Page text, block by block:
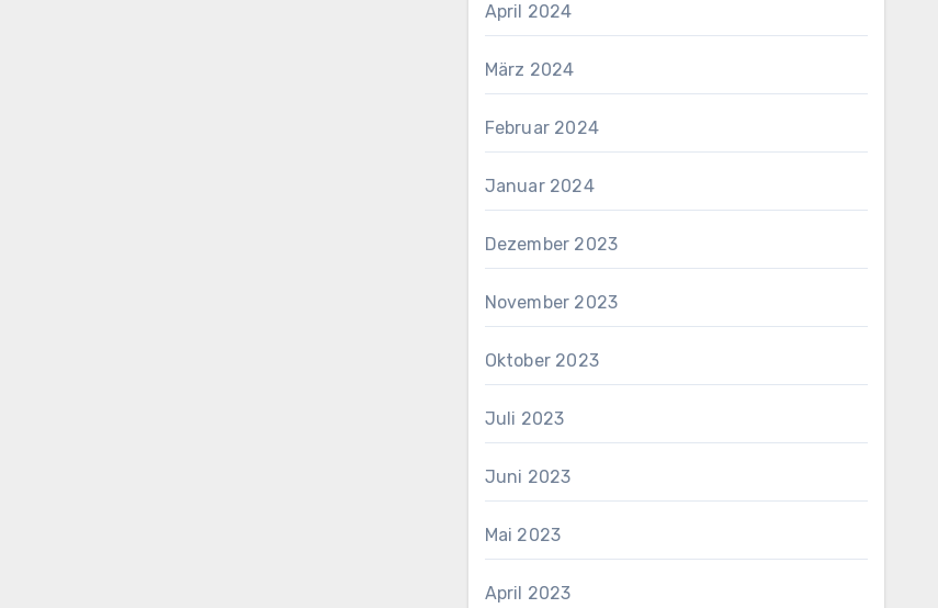
April 2024
März 2024
Februar 2024
Januar 2024
Dezember 2023
November 2023
Oktober 2023
Juli 2023
Juni 2023
Mai 2023
April 2023